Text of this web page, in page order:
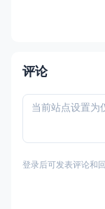
评论
登录后可发表评论和